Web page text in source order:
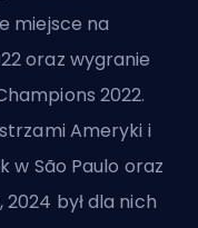
miejsce na
oraz wygranie
2022.
Ameryki i
w São Paulo oraz
był dla nich